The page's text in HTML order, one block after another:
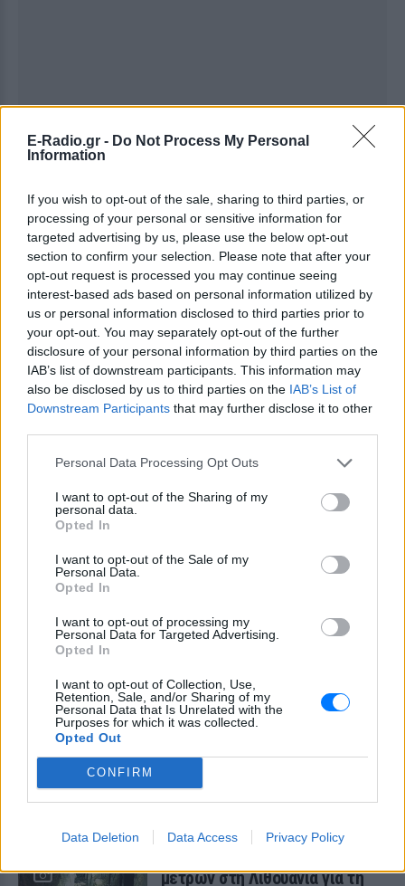
E-Radio.gr - Do Not Process My Personal
Information
If you wish to opt-out of the sale, sharing to third parties, or
processing of your personal or sensitive information for
targeted advertising by us, please use the below opt-out
section to confirm your selection. Please note that after your
opt-out request is processed you may continue seeing
interest-based ads based on personal information utilized by
us or personal information disclosed to third parties prior to
your opt-out. You may separately opt-out of the further
disclosure of your personal information by third parties on the
IAB’s list of downstream participants. This information may
also be disclosed by us to third parties on the IAB’s List of
Downstream Participants that may further disclose it to other
Personal Data Processing Opt Outs
I want to opt-out of the Sharing of my
personal data.
Opted In
I want to opt-out of the Sale of my
Personal Data.
Opted In
I want to opt-out of processing my
Personal Data for Targeted Advertising.
Opted In
I want to opt-out of Collection, Use,
Retention, Sale, and/or Sharing of my
Personal Data that Is Unrelated with the
Purposes for which it was collected.
Opted Out
CONFIRM
Data Deletion Data Access Privacy Policy
και μάθετε πρώτοι τα πιο hot νέα.
Για ακόμη περισσότερανέα , μπείτε στηνροή
ειδήσεωντου E-Daily.gr
Ακολουθήστε το E-Radio.gr και στο Instagram
ΔΙΑΦΗΜΙΣΗ
ΔΕΙΤΕ ΕΠΙΣΗΣ
μέτρων στη Λιθουανία για τη